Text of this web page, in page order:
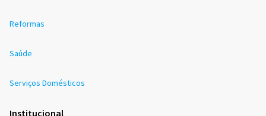
Reformas
Saúde
Serviços Domésticos
Institucional